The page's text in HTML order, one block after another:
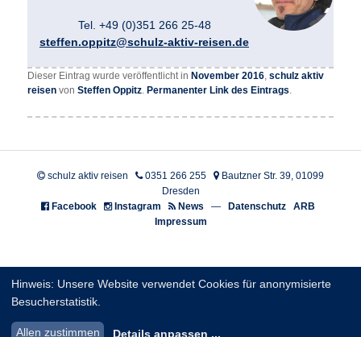
Tel. +49 (0)351 266 25-48
steffen.oppitz@schulz-aktiv-reisen.de
Dieser Eintrag wurde veröffentlicht in November 2016,schulz aktiv
reisen vonSteffen Oppitz. Permanenter Link des Eintrags.
schulz aktiv reisen 0351 266 255
Bautzner Str. 39, 01099
Dresden
Facebook
Instagram News — Datenschutz
ARB
Impressum
Hinweis: Unsere Website verwendet Cookies für anonymisierte
Besucherstatistik.
Allen zustimmen Details anpassen ...